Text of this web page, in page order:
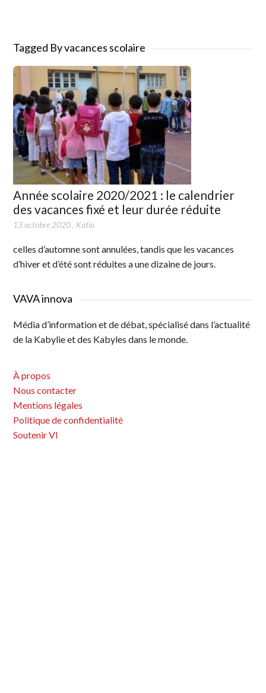
Tagged By vacances scolaire
Année scolaire 2020/2021 : le calendrier
des vacances fixé et leur durée réduite
13 octobre 2020, Katia
celles d’automne sont annulées, tandis que les vacances
d’hiver et d’été sont réduites a une dizaine de jours.
VAVA innova
Média d’information et de débat, spécialisé dans l’actualité
de la Kabylie et des Kabyles dans le monde.
À propos
Nous contacter
Mentions légales
Politique de confidentialité
Soutenir VI